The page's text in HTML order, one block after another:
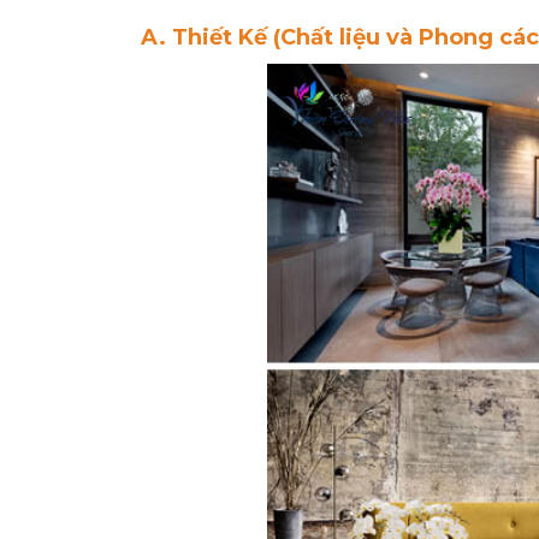
A. Thiết Kế (Chất liệu và Phong